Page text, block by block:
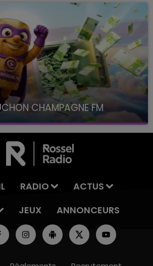
CHAMPAGNE FM
Champagne FM, à 8H10
RADIO
ACTUS
JEUX ANNONCEURS